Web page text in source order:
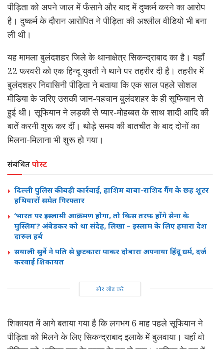
पीड़िता को अपने जाल में फँसाने और बाद में दुष्कर्म करने का आरोप
है। दुष्कर्म के दौरान आरोपित ने पीड़िता की अश्लील वीडियो भी बना
ली थी।
यह मामला बुलंदशहर जिले के थानाक्षेत्र सिकन्द्राबाद का है। यहाँ
22 फरवरी को एक हिन्दू युवती ने थाने पर तहरीर दी है। तहरीर में
बुलंदशहर निवासिनी पीड़िता ने बताया कि एक साल पहले सोशल
मीडिया के जरिए उसकी जान-पहचान बुलंदशहर के ही सूफियान से
हुई थी। सूफियान ने लड़की से प्यार-मोहब्बत के साथ शादी आदि की
बातें करनी शुरू कर दीं। थोड़े समय की बातचीत के बाद दोनों का
मिलना-मिलाना भी शुरू हो गया।
संबंधितपोस्ट
दिल्ली पुलिस की बड़ी कार्रवाई, हाशिम बाबा-राशिद गैंग के छह शूटर
हथियारों समेत गिरफ्तार
‘भारत पर इस्लामी आक्रमण होगा, तो किस तरफ होंगे सेना के
मुस्लिम’? अंबेडकर को था संदेह, लिखा – इस्लाम के लिए हमारा देश
दारुल हर्ब
सयाली सुर्वे ने पति से छुटकारा पाकर दोबारा अपनाया हिंदू धर्म, दर्ज
करवाई शिकायत
और लोड करें
शिकायत में आगे बताया गया है कि लगभग 6 माह पहले सूफियान ने
पीड़िता को मिलने के लिए सिकन्द्राबाद इलाके में बुलवाया। यहाँ वो